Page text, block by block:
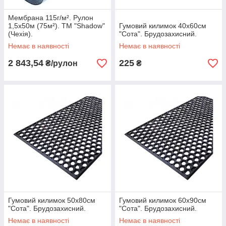
Мембрана 115г/м². Рулон
1,5х50м (75м²). ТМ "Shadow"
(Чехія).
Немає в наявності
2 843,54 ₴/рулон
Гумовий килимок 40х60см
"Сота". Брудозахисний.
Немає в наявності
225 ₴
Гумовий килимок 50х80см
"Сота". Брудозахисний.
Немає в наявності
Гумовий килимок 60х90см
"Сота". Брудозахисний.
Немає в наявності